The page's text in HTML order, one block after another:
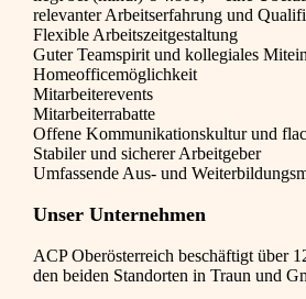
relevanter Arbeitserfahrung und
Flexible Arbeitszeitgestaltung
Guter Teamspirit und kollegiales
Homeofficemöglichkeit
Mitarbeiterevents
Mitarbeiterrabatte
Offene Kommunikationskultur und
Stabiler und sicherer Arbeitgeber
Umfassende Aus- und
Unser Unternehmen
ACP Oberösterreich beschäftigt über
den beiden Standorten in Traun und